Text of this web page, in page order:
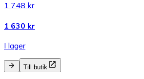
1 748 kr
1 630 kr
I lager
Till butik